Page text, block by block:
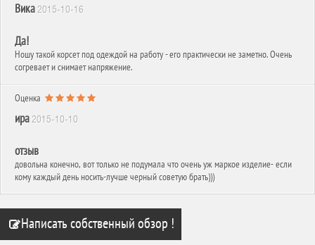
Вика 2015-10-16
Да!
Ношу такой корсет под одеждой на работу - его практически не заметно. Очень
согревает и снимает напряжение.
Оценка
ира 2015-10-10
отзыв
довольна конечно, вот только не подумала что очень уж маркое изделие- если
кому каждый день носить-лучше черный советую брать)))
Написать собственный обзор !